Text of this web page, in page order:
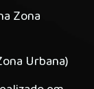
Zona
Urbana)